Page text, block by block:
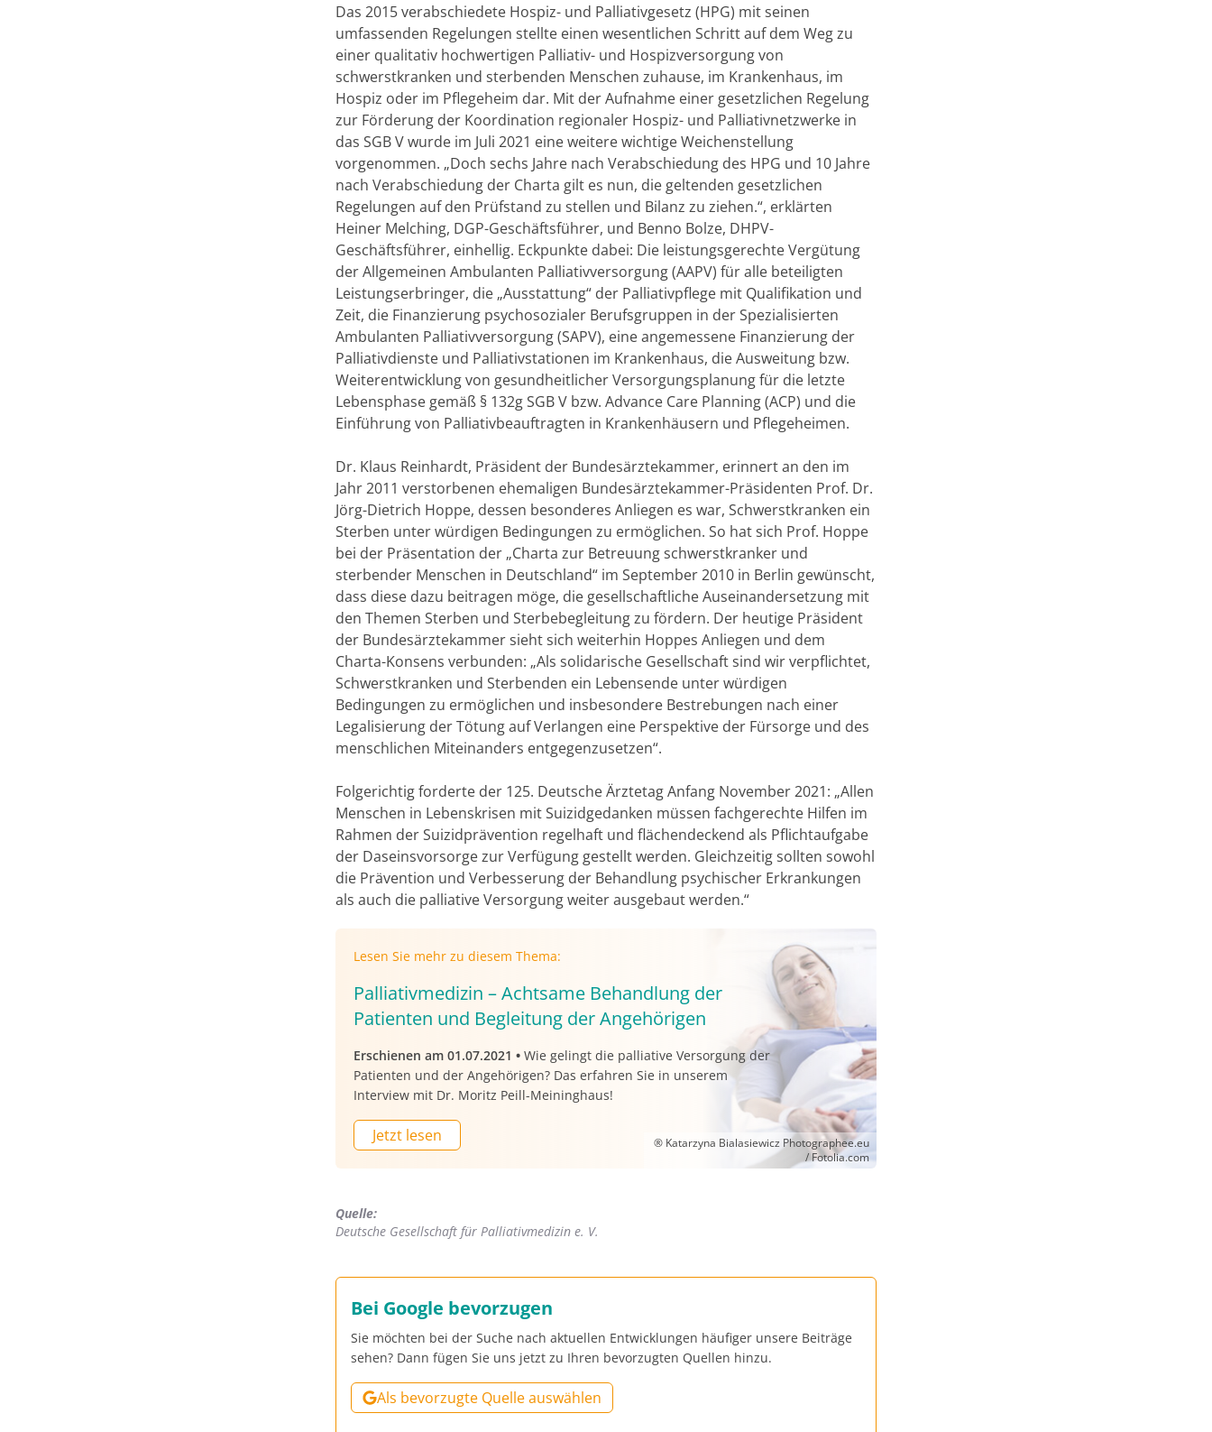
Das 2015 verabschiedete Hospiz- und Palliativgesetz (HPG) mit seinen
umfassenden Regelungen stellte einen wesentlichen Schritt auf dem Weg zu
einer qualitativ hochwertigen Palliativ- und Hospizversorgung von
schwerstkranken und sterbenden Menschen zuhause, im Krankenhaus, im
Hospiz oder im Pflegeheim dar. Mit der Aufnahme einer gesetzlichen Regelung
zur Förderung der Koordination regionaler Hospiz- und Palliativnetzwerke in
das SGB V wurde im Juli 2021 eine weitere wichtige Weichenstellung
vorgenommen. „Doch sechs Jahre nach Verabschiedung des HPG und 10 Jahre
nach Verabschiedung der Charta gilt es nun, die geltenden gesetzlichen
Regelungen auf den Prüfstand zu stellen und Bilanz zu ziehen.“, erklärten
Heiner Melching, DGP-Geschäftsführer, und Benno Bolze, DHPV-
Geschäftsführer, einhellig. Eckpunkte dabei: Die leistungsgerechte Vergütung
der Allgemeinen Ambulanten Palliativversorgung (AAPV) für alle beteiligten
Leistungserbringer, die „Ausstattung“ der Palliativpflege mit Qualifikation und
Zeit, die Finanzierung psychosozialer Berufsgruppen in der Spezialisierten
Ambulanten Palliativversorgung (SAPV), eine angemessene Finanzierung der
Palliativdienste und Palliativstationen im Krankenhaus, die Ausweitung bzw.
Weiterentwicklung von gesundheitlicher Versorgungsplanung für die letzte
Lebensphase gemäß § 132g SGB V bzw. Advance Care Planning (ACP) und die
Einführung von Palliativbeauftragten in Krankenhäusern und Pflegeheimen.
Dr. Klaus Reinhardt, Präsident der Bundesärztekammer, erinnert an den im
Jahr 2011 verstorbenen ehemaligen Bundesärztekammer-Präsidenten Prof. Dr.
Jörg-Dietrich Hoppe, dessen besonderes Anliegen es war, Schwerstkranken ein
Sterben unter würdigen Bedingungen zu ermöglichen. So hat sich Prof. Hoppe
bei der Präsentation der „Charta zur Betreuung schwerstkranker und
sterbender Menschen in Deutschland“ im September 2010 in Berlin gewünscht,
dass diese dazu beitragen möge, die gesellschaftliche Auseinandersetzung mit
den Themen Sterben und Sterbebegleitung zu fördern. Der heutige Präsident
der Bundesärztekammer sieht sich weiterhin Hoppes Anliegen und dem
Charta-Konsens verbunden: „Als solidarische Gesellschaft sind wir verpflichtet,
Schwerstkranken und Sterbenden ein Lebensende unter würdigen
Bedingungen zu ermöglichen und insbesondere Bestrebungen nach einer
Legalisierung der Tötung auf Verlangen eine Perspektive der Fürsorge und des
menschlichen Miteinanders entgegenzusetzen“.
Folgerichtig forderte der 125. Deutsche Ärztetag Anfang November 2021: „Allen
Menschen in Lebenskrisen mit Suizidgedanken müssen fachgerechte Hilfen im
Rahmen der Suizidprävention regelhaft und flächendeckend als Pflichtaufgabe
der Daseinsvorsorge zur Verfügung gestellt werden. Gleichzeitig sollten sowohl
die Prävention und Verbesserung der Behandlung psychischer Erkrankungen
als auch die palliative Versorgung weiter ausgebaut werden.“
Lesen Sie mehr zu diesem Thema:
Palliativmedizin – Achtsame Behandlung der
Patienten und Begleitung der Angehörigen
Erschienen am 01.07.2021 • Wie gelingt die palliative Versorgung der
Patienten und der Angehörigen? Das erfahren Sie in unserem
Interview mit Dr. Moritz Peill-Meininghaus!
Jetzt lesen
® Katarzyna Bialasiewicz Photographee.eu
/ Fotolia.com
Quelle:
Deutsche Gesellschaft für Palliativmedizin e. V.
Bei Google bevorzugen
Sie möchten bei der Suche nach aktuellen Entwicklungen häufiger unsere Beiträge
sehen? Dann fügen Sie uns jetzt zu Ihren bevorzugten Quellen hinzu.
Als bevorzugte Quelle auswählen